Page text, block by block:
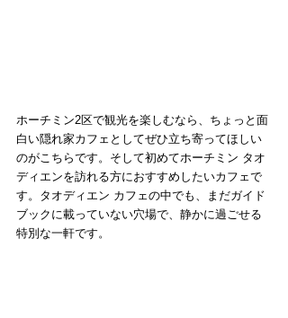
ホーチミン2区で観光を楽しむなら、ちょっと面
白い隠れ家カフェとしてぜひ立ち寄ってほしい
のがこちらです。そして初めてホーチミン タオ
ディエンを訪れる方におすすめしたいカフェで
す。タオディエン カフェの中でも、まだガイド
ブックに載っていない穴場で、静かに過ごせる
特別な一軒です。